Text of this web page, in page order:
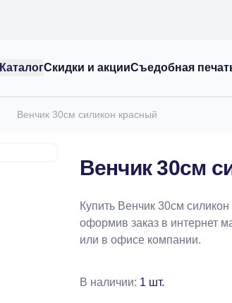
КаталогСкидки и акцииСъедобная
Венчик 30см силикон красный
Венчик 30см
Купить Венчик 30см
оформив заказ в интернет
или в офисе компании.
В наличии: 1 шт.